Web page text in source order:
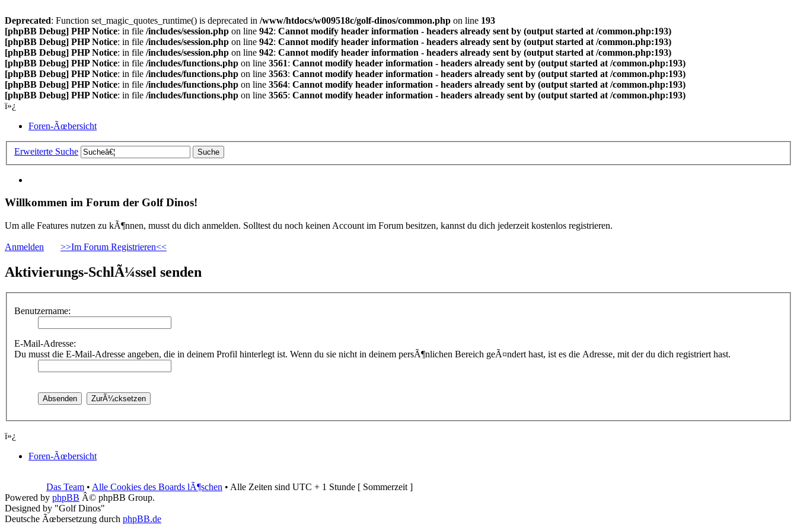
Deprecated: Function set_magic_quotes_runtime() is deprecated in /www/htdocs/w009518c/golf-dinos/common.php on line 193
[phpBB Debug] PHP Notice: in file /includes/session.php on line 942: Cannot modify header information - headers already sent by (output started at /common.php:193)
[phpBB Debug] PHP Notice: in file /includes/session.php on line 942: Cannot modify header information - headers already sent by (output started at /common.php:193)
[phpBB Debug] PHP Notice: in file /includes/session.php on line 942: Cannot modify header information - headers already sent by (output started at /common.php:193)
[phpBB Debug] PHP Notice: in file /includes/functions.php on line 3561: Cannot modify header information - headers already sent by (output started at /common.php:193)
[phpBB Debug] PHP Notice: in file /includes/functions.php on line 3563: Cannot modify header information - headers already sent by (output started at /common.php:193)
[phpBB Debug] PHP Notice: in file /includes/functions.php on line 3564: Cannot modify header information - headers already sent by (output started at /common.php:193)
[phpBB Debug] PHP Notice: in file /includes/functions.php on line 3565: Cannot modify header information - headers already sent by (output started at /common.php:193)
ï»¿
Foren-Ãœbersicht
Erweiterte Suche
Willkommen im Forum der Golf Dinos!
Um alle Features nutzen zu kÃ¶nnen, musst du dich anmelden. Solltest du noch keinen Account im Forum besitzen, kannst du dich jederzeit kostenlos registrieren.
Anmelden >>Im Forum Registrieren<<
Aktivierungs-SchlÃ¼ssel senden
Benutzername:
E-Mail-Adresse:
Du musst die E-Mail-Adresse angeben, die in deinem Profil hinterlegt ist. Wenn du sie nicht in deinem persÃ¶nlichen Bereich geÃ¤ndert hast, ist es die Adresse, mit der du dich registriert hast.
ï»¿
Foren-Ãœbersicht
Das Team • Alle Cookies des Boards lÃ¶schen • Alle Zeiten sind UTC + 1 Stunde [ Sommerzeit ]
Powered by phpBB Â© phpBB Group.
Designed by "Golf Dinos"
Deutsche Ãœbersetzung durch phpBB.de